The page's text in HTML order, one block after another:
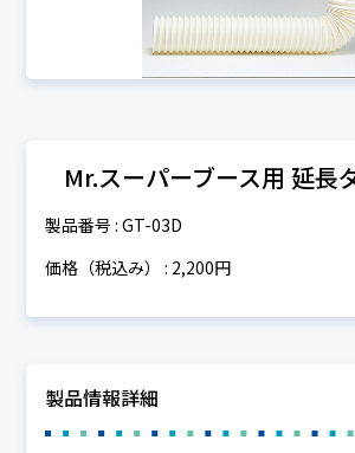
Mr.スーパーブース用 延長
製品番号 : GT-03D
価格（税込み） : 2,200円
製品情報詳細